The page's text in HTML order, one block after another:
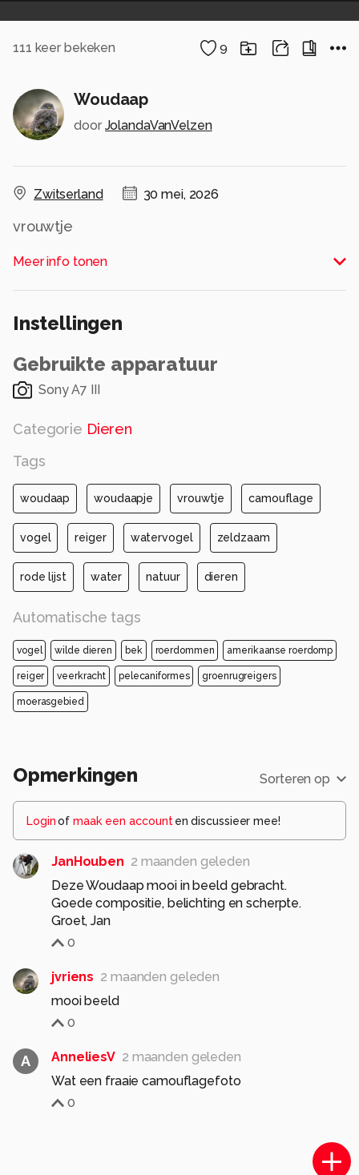
111 keer bekeken 9
Woudaap
door JolandaVanVelzen
Zwitserland 30 mei, 2026
vrouwtje
Alle rechten voorbehouden
Meer info tonen
Instellingen
Gebruikte apparatuur
Sony A7 III
Categorie Dieren
Tags
woudaap woudaapje vrouwtje camouflage
vogel reiger watervogel zeldzaam
rode lijst water natuur dieren
Automatische tags
vogel wilde dieren bek roerdommen amerikaanse roerdomp
reiger veerkracht pelecaniformes groenrugreigers
moerasgebied
Opmerkingen Sorteren op
Loginof maak een account en discussieer mee!
JanHouben 2 maanden geleden
Deze Woudaap mooi in beeld gebracht.
Goede compositie, belichting en scherpte.
Groet, Jan
0
jvriens 2 maanden geleden
mooi beeld
0
A AnneliesV 2 maanden geleden
Wat een fraaie camouflagefoto
0